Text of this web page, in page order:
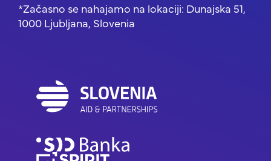
*Začasno se nahajamo na lokaciji: Dunajska 51,
1000 Ljubljana, Slovenia